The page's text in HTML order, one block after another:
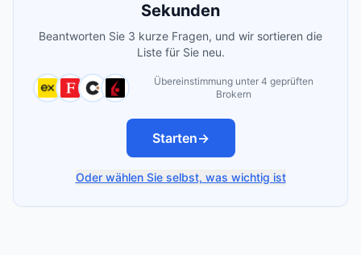
Sekunden
Beantworten Sie 3 kurze Fragen, und wir sortieren die
Liste für Sie neu.
Übereinstimmung unter 4 geprüften
Brokern
Starten→
Oder wählen Sie selbst, was wichtig ist